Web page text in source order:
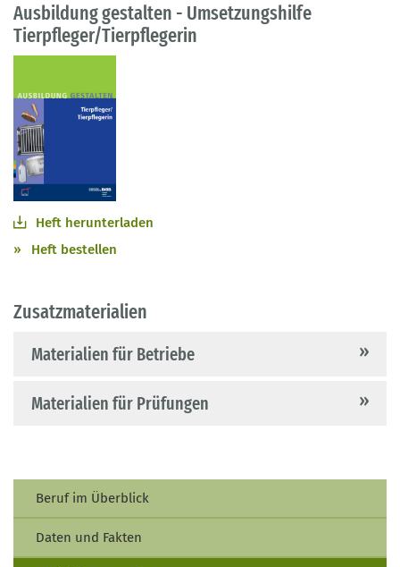
Die Publiaktion basiert auf der Verordnung vom
3. Juli 2003.
Ausbildung gestalten - Umsetzungshilfe
Tierpfleger/Tierpflegerin
Heft herunterladen
Heft bestellen
Zusatzmaterialien
Materialien für Betriebe
Materialien für Prüfungen
Beruf im Überblick
Daten und Fakten